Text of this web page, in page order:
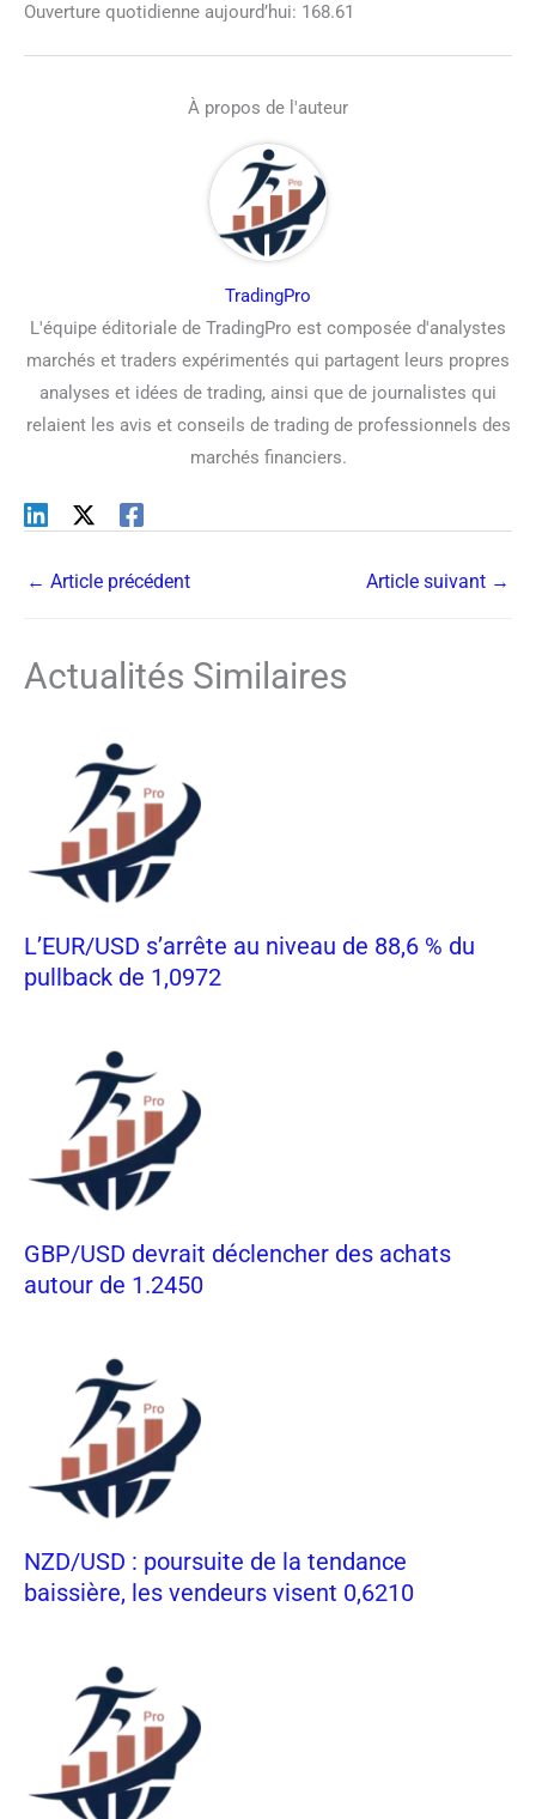
Ouverture quotidienne aujourd’hui: 168.61
À propos de l'auteur
TradingPro
L'équipe éditoriale de TradingPro est composée d'analystes
marchés et traders expérimentés qui partagent leurs propres
analyses et idées de trading, ainsi que de journalistes qui
relaient les avis et conseils de trading de professionnels des
marchés financiers.
← Article précédent Article suivant →
Actualités Similaires
L’EUR/USD s’arrête au niveau de 88,6 % du
pullback de 1,0972
GBP/USD devrait déclencher des achats
autour de 1.2450
NZD/USD : poursuite de la tendance
baissière, les vendeurs visent 0,6210